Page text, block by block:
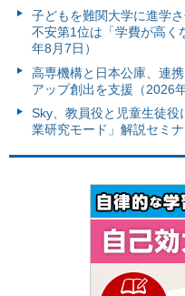
子どもを難関大学に進学
不安第1位は「学費が高く
年8月7日）
高専機構と日本公庫、連
アップ創出を支援（2026
Sky、教員役と児童生徒
業研究モード」解説セミ